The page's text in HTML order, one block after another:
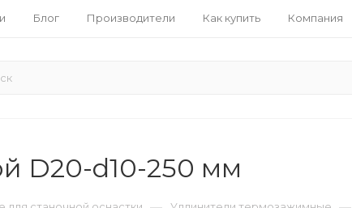
Блог Производители Как купить Компания
D20-d10-250 мм